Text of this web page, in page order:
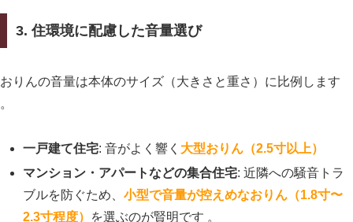
3. 住環境に配慮した音量選び
おりんの音量は本体のサイズ（大きさと重さ）に比例します
。
一戸建て住宅: 音がよく響く 大型おりん（2.5寸以上）
マンション・アパートなどの集合住宅: 近隣への騒音トラ
ブルを防ぐため、小型で音量が控えめなおりん（1.8寸〜
2.3寸程度）
を選ぶのが賢明です 。